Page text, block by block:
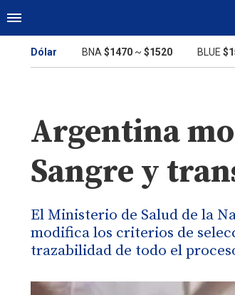
Dólar BNA $1470 ~ $1520 BLUE
Argentina
Sangre y
El Ministerio de Salud de la
modifica los criterios de
trazabilidad de todo el